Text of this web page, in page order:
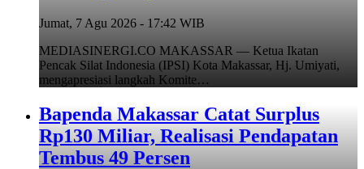
Jumat, 7 Agu 2026 - 17:42 WIB
MEDIASINERGI.CO MAKASSAR — Ketua Ikatan
Pencak Silat Indonesia (IPSI) Kota Makassar, Hj. Umiyati,
mengapresiasi langkah Komite…
Bapenda Makassar Catat Surplus
Rp130 Miliar, Realisasi Pendapatan
Tembus 49 Persen